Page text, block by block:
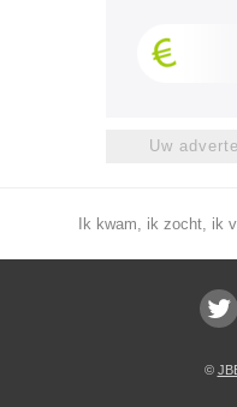
Uw
Ik kwam, ik zocht, ik
©